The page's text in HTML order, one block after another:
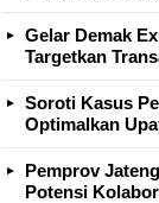
Gelar Demak
Targetkan
Soroti Kasus
Optimalkan
Pemprov
Potensi